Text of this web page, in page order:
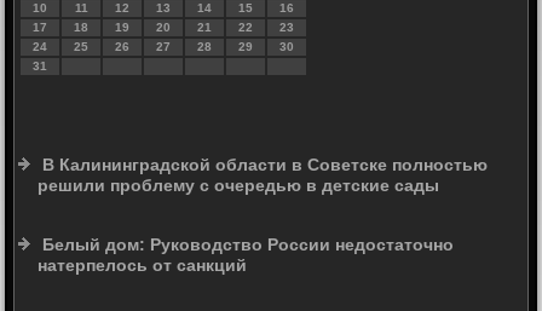
10
11 12 13 14 15
16
17
18 19 20 21 22
23
24
25 26 27 28 29
30
31
В Калининградской области в Советске полностью
решили проблему с очередью в детские сады
Белый дом: Руководство России недостаточно
натерпелось от санкций